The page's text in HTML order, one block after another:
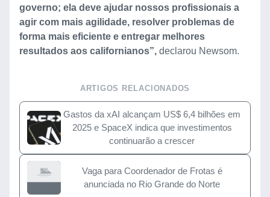
governo; ela deve ajudar nossos profissionais a
agir com mais agilidade, resolver problemas de
forma mais eficiente e entregar melhores
resultados aos californianos”, declarou Newsom.
ARTIGOS RELACIONADOS
Gastos da xAI alcançam US$ 6,4 bilhões em
2025 e SpaceX indica que investimentos
continuarão a crescer
Vaga para Coordenador de Frotas é
anunciada no Rio Grande do Norte